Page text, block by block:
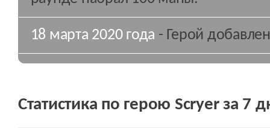
18 марта 2020 года - Герой
Статистика по герою Scryer за 7